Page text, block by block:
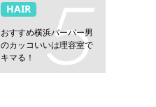
HAIR
おすすめ横浜バーバー男
のカッコいいは理容室で
キマる！